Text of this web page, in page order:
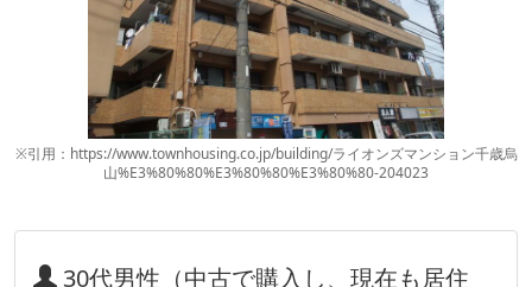
※引用：https://www.townhousing.co.jp/building/ライオンズマンション千歳烏
山%E3%80%80%E3%80%80%E3%80%80-204023
30代男性（中古で購入し、現在も居住